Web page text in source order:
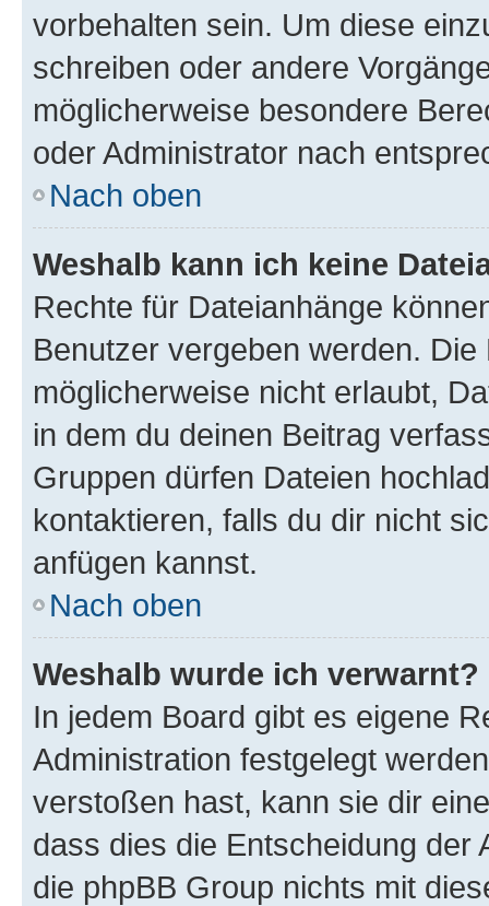
vorbehalten sein. Um diese
schreiben oder andere
möglicherweise besondere
oder Administrator nach
Nach oben
Weshalb kann ich keine
Rechte für Dateianhänge
Benutzer vergeben werden.
möglicherweise nicht erlaubt,
in dem du deinen Beitrag
Gruppen dürfen Dateien
kontaktieren, falls du dir nicht
anfügen kannst.
Nach oben
Weshalb wurde ich verwarnt?
In jedem Board gibt es eigene
Administration festgelegt
verstoßen hast, kann sie dir
dass dies die Entscheidung der
die phpBB Group nichts mit